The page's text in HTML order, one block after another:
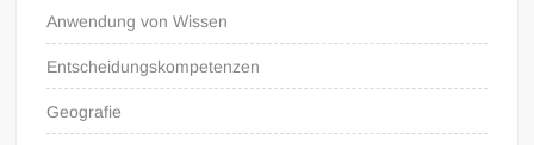
Anwendung von Wissen
Entscheidungskompetenzen
Geografie